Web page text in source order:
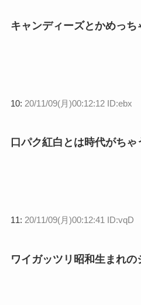
キャンディーズとかめっち
10: 20/11/09(月)00:12:12 ID:ebx
口パク紅白とは時代がちゃ
11: 20/11/09(月)00:12:41 ID:vqD
ワイガッツリ昭和生まれ